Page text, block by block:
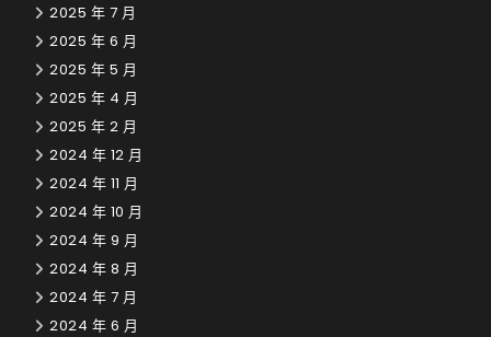
2025 年 7 月
2025 年 6 月
2025 年 5 月
2025 年 4 月
2025 年 2 月
2024 年 12 月
2024 年 11 月
2024 年 10 月
2024 年 9 月
2024 年 8 月
2024 年 7 月
2024 年 6 月